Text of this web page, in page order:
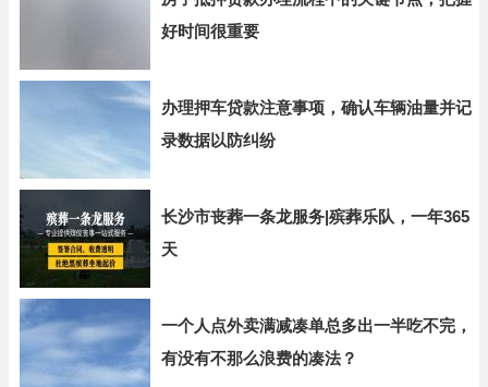
好时间很重要
办理押车贷款注意事项，确认车辆油量并记
录数据以防纠纷
长沙市丧葬一条龙服务|殡葬乐队，一年365
天
一个人点外卖满减凑单总多出一半吃不完，
有没有不那么浪费的凑法？